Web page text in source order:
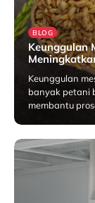
BLOG
Keunggulan
Keunggulan
banyak petani
membantu